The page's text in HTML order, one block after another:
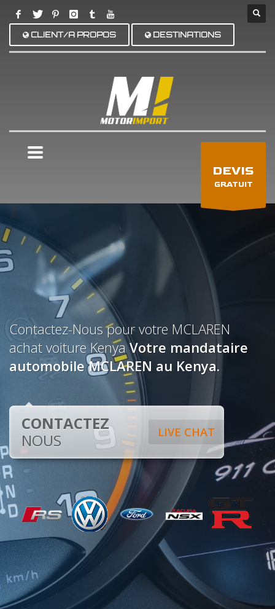
CLIENT/A PROPOS DESTINATIONS
DEVIS
GRATUIT
Contactez-Nous pour votre MCLAREN
achat voiture KenyaVotre mandataire
automobile MCLAREN au Kenya.
LIVE CHAT
CONTACTEZ
NOUS